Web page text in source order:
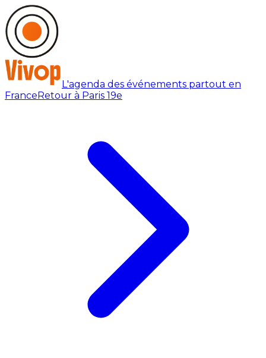
L'agenda des événements partout en
FranceRetour à Paris 19e